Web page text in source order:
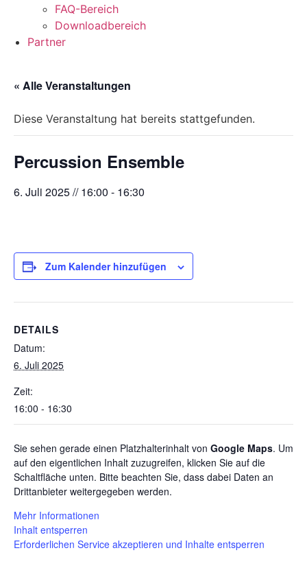
FAQ-Bereich
Downloadbereich
Partner
« Alle Veranstaltungen
Diese Veranstaltung hat bereits stattgefunden.
Percussion Ensemble
6. Juli 2025 // 16:00 - 16:30
Zum Kalender hinzufügen
DETAILS
Datum:
6. Juli 2025
Zeit:
16:00 - 16:30
Sie sehen gerade einen Platzhalterinhalt von Google Maps. Um
auf den eigentlichen Inhalt zuzugreifen, klicken Sie auf die
Schaltfläche unten. Bitte beachten Sie, dass dabei Daten an
Drittanbieter weitergegeben werden.
Mehr Informationen
Inhalt entsperren
Erforderlichen Service akzeptieren und Inhalte entsperren